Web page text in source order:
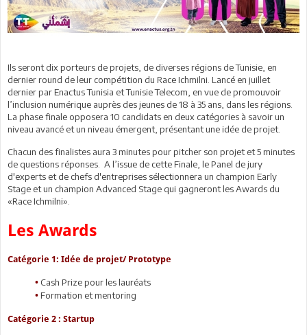
Ils seront dix porteurs de projets, de diverses régions de Tunisie, en
dernier round de leur compétition du Race Ichmilni. Lancé en juillet
dernier par Enactus Tunisia et Tunisie Telecom, en vue de promouvoir
l’inclusion numérique auprès des jeunes de 18 à 35 ans, dans les régions.
La phase finale opposera 10 candidats en deux catégories à savoir un
niveau avancé et un niveau émergent, présentant une idée de projet.
Chacun des finalistes aura 3 minutes pour pitcher son projet et 5 minutes
de questions réponses. A l’issue de cette Finale, le Panel de jury
d'experts et de chefs d'entreprises sélectionnera un champion Early
Stage et un champion Advanced Stage qui gagneront les Awards du
«Race Ichmilni».
Les Awards
Catégorie 1: Idée de projet/ Prototype
• Cash Prize pour les lauréats
• Formation et mentoring
Catégorie 2 : Startup